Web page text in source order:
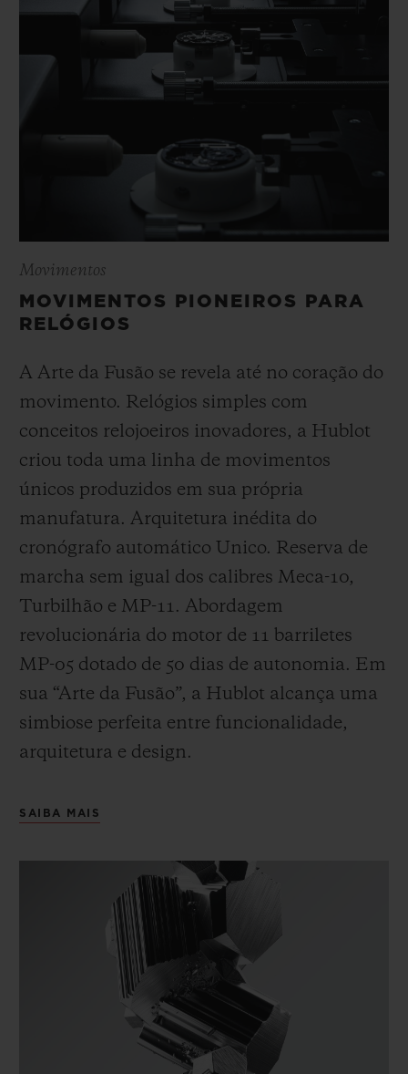
Movimentos
MOVIMENTOS PIONEIROS PARA
RELÓGIOS
A Arte da Fusão se revela até no coração do
movimento. Relógios simples com
conceitos relojoeiros inovadores, a Hublot
criou toda uma linha de movimentos
únicos produzidos em sua própria
manufatura. Arquitetura inédita do
cronógrafo automático Unico. Reserva de
marcha sem igual dos calibres Meca-10,
Turbilhão e MP-11. Abordagem
revolucionária do motor de 11 barriletes
MP-05 dotado de 50 dias de autonomia. Em
sua “Arte da Fusão”, a Hublot alcança uma
simbiose perfeita entre funcionalidade,
arquitetura e design.
SAIBA MAIS